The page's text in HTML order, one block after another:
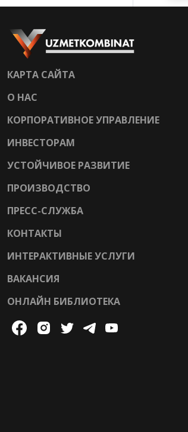
КАРТА САЙТА
О НАС
КОРПОРАТИВНОЕ УПРАВЛЕНИЕ
ИНВЕСТОРАМ
УСТОЙЧИВОЕ РАЗВИТИЕ
ПРОИЗВОДСТВО
ПРЕСС-СЛУЖБА
КОНТАКТЫ
ИНТЕРАКТИВНЫЕ УСЛУГИ
ВАКАНСИЯ
ОНЛАЙН БИБЛИОТЕКА